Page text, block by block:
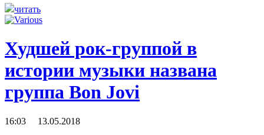
читать
Худшей рок-группой в
истории музыки названа
группа Bon Jovi
16:03 13.05.2018